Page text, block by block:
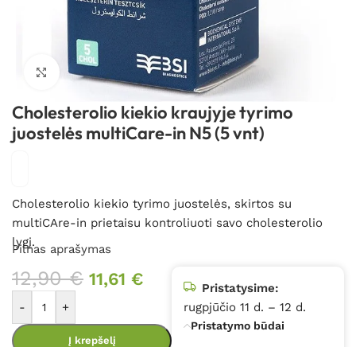
Spustelėkite, kad padidintumėte
Cholesterolio kiekio kraujyje tyrimo
juostelės multiCare-in N5 (5 vnt)
Cholesterolio kiekio tyrimo juostelės, skirtos su
multiCAre-in prietaisu kontroliuoti savo cholesterolio
lygį.
Pilnas aprašymas
12,90€ 11,61 €
- +
Į krepšelį
Pristatysime:
rugpjūčio 11 d. – 12 d.
Pristatymo būdai